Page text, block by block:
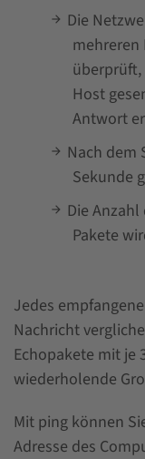
Die
überprüft,
Host
Antwort
Nach dem
Sekunde
Die
Pakete
Jedes
Nachricht
Echopakete mit je
wiederholende
Mit ping können
Adresse des